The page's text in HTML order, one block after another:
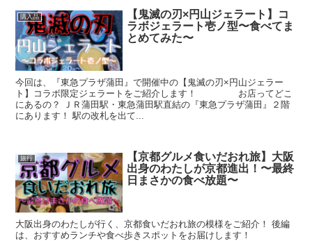
購入品
【鬼滅の刃×円山ジェラート】コ
ラボジェラート壱ノ型〜食べてま
とめてみた〜
今回は、『東急プラザ蒲田』で開催中の【鬼滅の刃×円山ジェラー
ト】コラボ限定ジェラートをご紹介します！ お店ってどこ
にあるの？ ＪＲ蒲田駅・東急蒲田駅直結の『東急プラザ蒲田』２階
にあります！ 駅の改札を出て...
旅行
【京都グルメ食いだおれ旅】大阪
出身のわたしが京都進出！〜最終
日まさかの食べ放題〜
大阪出身のわたしが行く、京都食いだおれ旅の模様をご紹介！ 後編
は、おすすめランチや食べ歩きスポットをお届けします！